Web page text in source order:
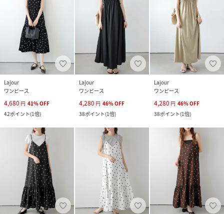
Lajour
ワンピース
4,680 円 41%OFF
42ポイント(1倍)
Lajour
ワンピース
4,280 円 46%OFF
38ポイント(1倍)
Lajour
ワンピース
4,280 円 46%OFF
38ポイント(1倍)